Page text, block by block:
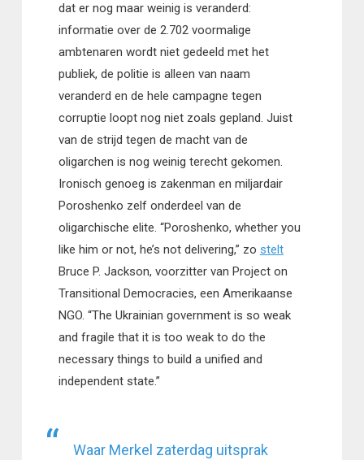
dat er nog maar weinig is veranderd:
informatie over de 2.702 voormalige
ambtenaren wordt niet gedeeld met het
publiek, de politie is alleen van naam
veranderd en de hele campagne tegen
corruptie loopt nog niet zoals gepland. Juist
van de strijd tegen de macht van de
oligarchen is nog weinig terecht gekomen.
Ironisch genoeg is zakenman en miljardair
Poroshenko zelf onderdeel van de
oligarchische elite. “Poroshenko, whether you
like him or not, he’s not delivering,” zo stelt
Bruce P. Jackson, voorzitter van Project on
Transitional Democracies, een Amerikaanse
NGO. “The Ukrainian government is so weak
and fragile that it is too weak to do the
necessary things to build a unified and
independent state.”
Waar Merkel zaterdag uitsprak